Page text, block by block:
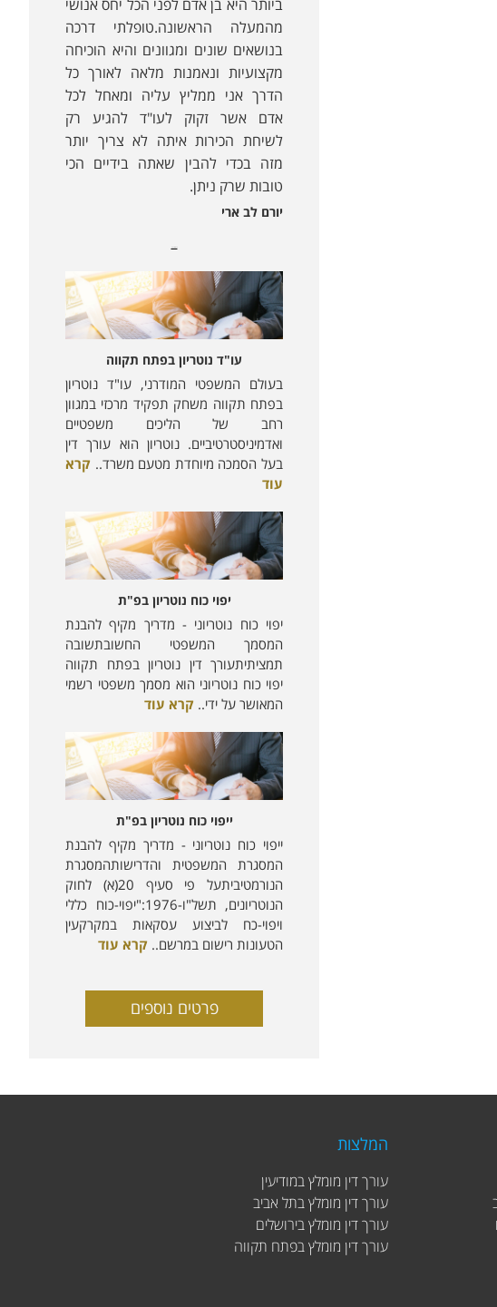
ביותר היא בן אדם לפני הכל יחס אנושי
מהמעלה הראשונה.טופלתי דרכה
בנושאים שונים ומגוונים והיא הוכיחה
מקצועיות ונאמנות מלאה לאורך כל
הדרך אני ממליץ עליה ומאחל לכל
אדם אשר זקוק לעו"ד להגיע רק
לשיחת הכירות איתה לא צריך יותר
מזה בכדי להבין שאתה בידיים הכי
טובות שרק ניתן.
יורם לב ארי
עו"ד נוטריון בפתח תקווה
בעולם המשפטי המודרני, עו"ד נוטריון
בפתח תקווה משחק תפקיד מרכזי במגוון
רחב של הליכים משפטיים
ואדמיניסטרטיביים. נוטריון הוא עורך דין
בעל הסמכה מיוחדת מטעם משרד.. קרא
עוד
יפוי כוח נוטריון בפ"ת
יפוי כוח נוטריוני - מדריך מקיף להבנת
המסמך המשפטי החשובתשובה
תמציתיתעורך דין נוטריון בפתח תקווה
יפוי כוח נוטריוני הוא מסמך משפטי רשמי
המאושר על ידי.. קרא עוד
ייפוי כוח נוטריון בפ"ת
ייפוי כוח נוטריוני - מדריך מקיף להבנת
המסגרת המשפטית והדרישותהמסגרת
הנורמטיביתעל פי סעיף 20(א) לחוק
הנוטריונים, תשל"ו-1976:"יפוי-כוח כללי
ויפוי-כח לביצוע עסקאות במקרקעין
הטעונות רישום במרשם.. קרא עוד
פרטים נוספים
המלצות
עורך דין מומלץ במודיעין
עורך דין מומלץ בתל אביב
עורך דין מומלץ בירושלים
עורך דין מומלץ בפתח תקווה